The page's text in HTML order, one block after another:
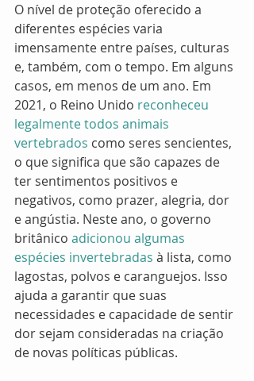
O nível de proteção oferecido a
diferentes espécies varia
imensamente entre países, culturas
e, também, com o tempo. Em alguns
casos, em menos de um ano. Em
2021, o Reino Unido reconheceu
legalmente todos animais
vertebrados como seres sencientes,
o que significa que são capazes de
ter sentimentos positivos e
negativos, como prazer, alegria, dor
e angústia. Neste ano, o governo
britânico adicionou algumas
espécies invertebradas à lista, como
lagostas, polvos e caranguejos. Isso
ajuda a garantir que suas
necessidades e capacidade de sentir
dor sejam consideradas na criação
de novas políticas públicas.